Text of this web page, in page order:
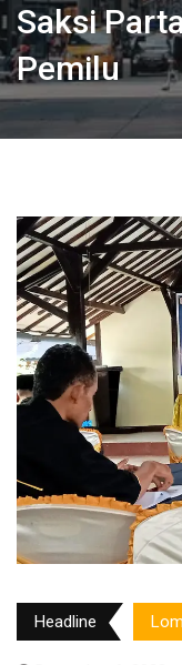
Saksi
Pemilu
Headline